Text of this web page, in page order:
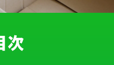
次